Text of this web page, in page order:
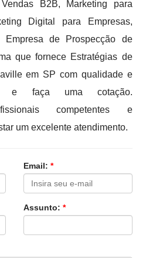
B2B, Marketing para
Digital para Empresas,
de Prospecção de
que fornece Estratégias de
em SP com qualidade e
e faça uma cotação.
competentes e
um excelente atendimento.
Email: *
Assunto: *